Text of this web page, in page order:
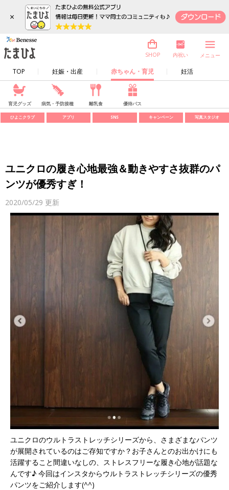
×
TOP 妊娠・出産 赤ちゃん・育児 妊活
SHOP 内祝い メニュー
育児グッズ 病気・予防接種 離乳食 優待パス
ひよこクラブ アプリ SNS キャンペーン 写真スタジオ
ユニクロの履き心地最強＆動きやすさ抜群のパ
ンツが優秀すぎ！
2020/05/29 更新
ユニクロのウルトラストレッチシリーズから、さまざまなパンツ
が展開されているのはご存知ですか？お子さんとのお出かけにも
活躍すること間違いなしの、ストレスフリーな履き心地が話題な
んです♪ 今回はインスタからウルトラストレッチシリーズの優秀
パンツをご紹介します(^^)